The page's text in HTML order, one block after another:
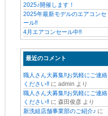
2025♪開催します！
2025年最新モデルのエアコンセ
ール‼
4月エアコンセール中‼
最近のコメント
職人さん大募集‼お気軽にご連絡
ください‼ に admin より
職人さん大募集‼お気軽にご連絡
ください‼ に 森田俊彦 より
新洗組店舗事業部のご紹介♪ に